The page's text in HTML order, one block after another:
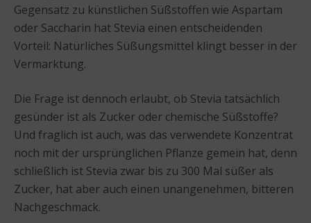
Gegensatz zu künstlichen Süßstoffen wie Aspartam
oder Saccharin hat Stevia einen entscheidenden
Vorteil: Natürliches Süßungsmittel klingt besser in der
Vermarktung.
Die Frage ist dennoch erlaubt, ob Stevia tatsächlich
gesünder ist als Zucker oder chemische Süßstoffe?
Und fraglich ist auch, was das verwendete Konzentrat
noch mit der ursprünglichen Pflanze gemein hat, denn
schließlich ist Stevia zwar bis zu 300 Mal süßer als
Zucker, hat aber auch einen unangenehmen, bitteren
Nachgeschmack.